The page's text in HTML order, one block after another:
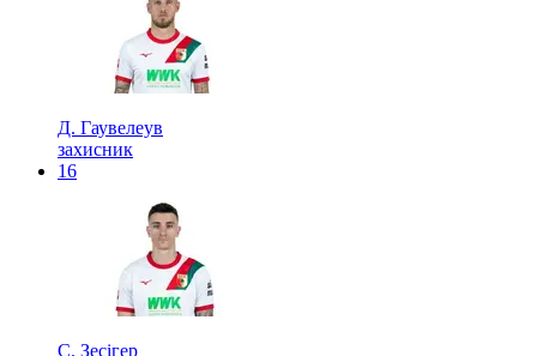
Д. Гаувелеув
захисник
16
С. Зесігер